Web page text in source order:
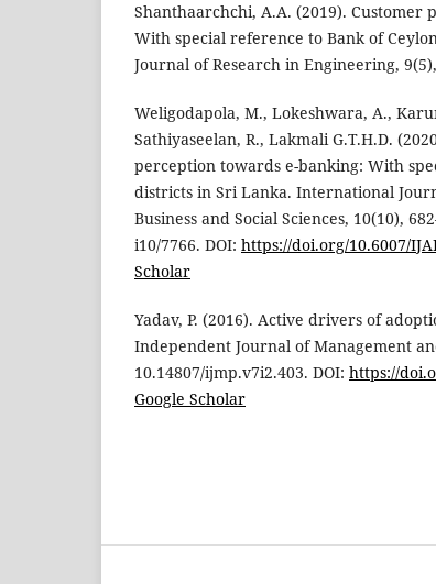
Shanthaarchchi, A.A. (2019).
With special reference to Bank of
Journal of Research in Engineering,
Weligodapola, M., Lokeshwara, A.,
Sathiyaseelan, R., Lakmali G.T.H.D.
perception towards e-banking: With
districts in Sri Lanka. International
Business and Social Sciences, 10(10),
i10/7766. DOI: https://doi.org/10.6007/
Scholar
Yadav, P. (2016). Active drivers of
Independent Journal of Management
10.14807/ijmp.v7i2.403. DOI: https://
Google Scholar